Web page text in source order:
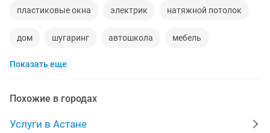
пластиковые окна электрик натяжной потолок
дом шугаринг автошкола мебель
сантехник
москитные сетки
Показать еще
Похожие в городах
Услуги в Астане